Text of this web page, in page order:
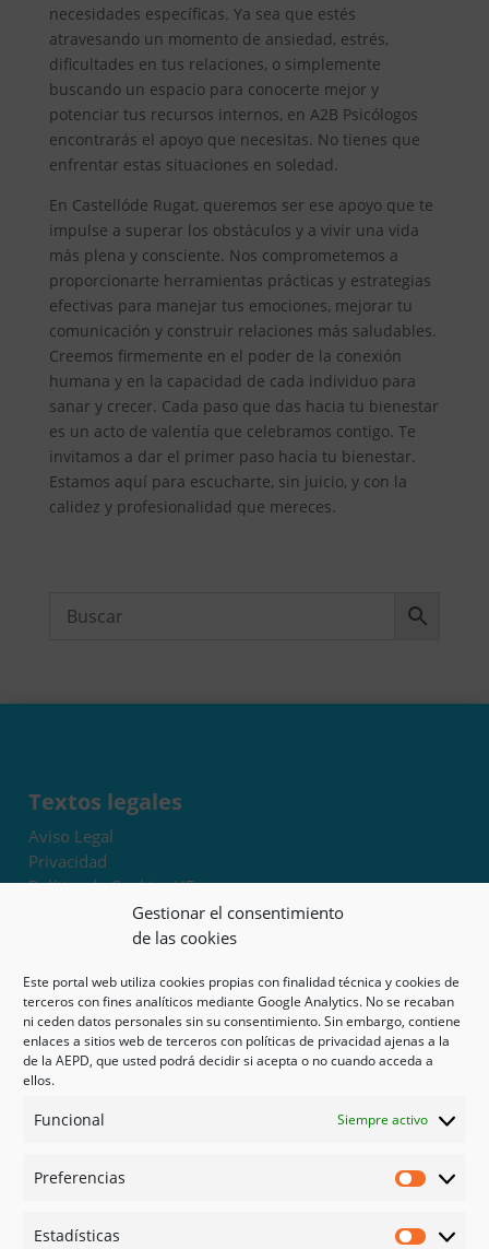
Gestionar el consentimiento
de las cookies
Este portal web utiliza cookies propias con finalidad técnica y cookies de
terceros con fines analíticos mediante Google Analytics. No se recaban
ni ceden datos personales sin su consentimiento. Sin embargo, contiene
enlaces a sitios web de terceros con políticas de privacidad ajenas a la
de la AEPD, que usted podrá decidir si acepta o no cuando acceda a
ellos.
Funcional Siempre activo
Preferencias
Estadísticas
necesidades específicas. Ya sea que estés
atravesando un momento de ansiedad, estrés,
dificultades en tus relaciones, o simplemente
buscando un espacio para conocerte mejor y
potenciar tus recursos internos, en A2B Psicólogos
encontrarás el apoyo que necesitas. No tienes que
enfrentar estas situaciones en soledad.
En Castellóde Rugat, queremos ser ese apoyo que te
impulse a superar los obstáculos y a vivir una vida
más plena y consciente. Nos comprometemos a
proporcionarte herramientas prácticas y estrategias
efectivas para manejar tus emociones, mejorar tu
comunicación y construir relaciones más saludables.
Creemos firmemente en el poder de la conexión
humana y en la capacidad de cada individuo para
sanar y crecer. Cada paso que das hacia tu bienestar
es un acto de valentía que celebramos contigo. Te
invitamos a dar el primer paso hacia tu bienestar.
Estamos aquí para escucharte, sin juicio, y con la
calidez y profesionalidad que mereces.
Textos legales
Aviso Legal
Privacidad
Política de Cookies UE
Términos y condiciones
Exoneración de responsabilidad
Mapa del sitio
Mi cuenta
Tienda
Psicología en Murcia
Guías
Redes sociales
Instagram